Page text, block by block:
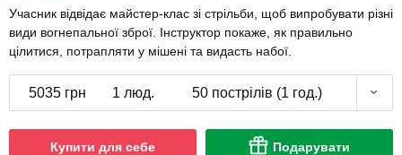
Учасник відвідає майстер-клас зі стрільби, щоб випробувати різні
види вогнепальної зброї. Інструктор покаже, як правильно
цілитися, потрапляти у мішені та видасть набої.
5035 грн 1 люд. 50 пострілів (1 год.)
Купити для себе Подарувати